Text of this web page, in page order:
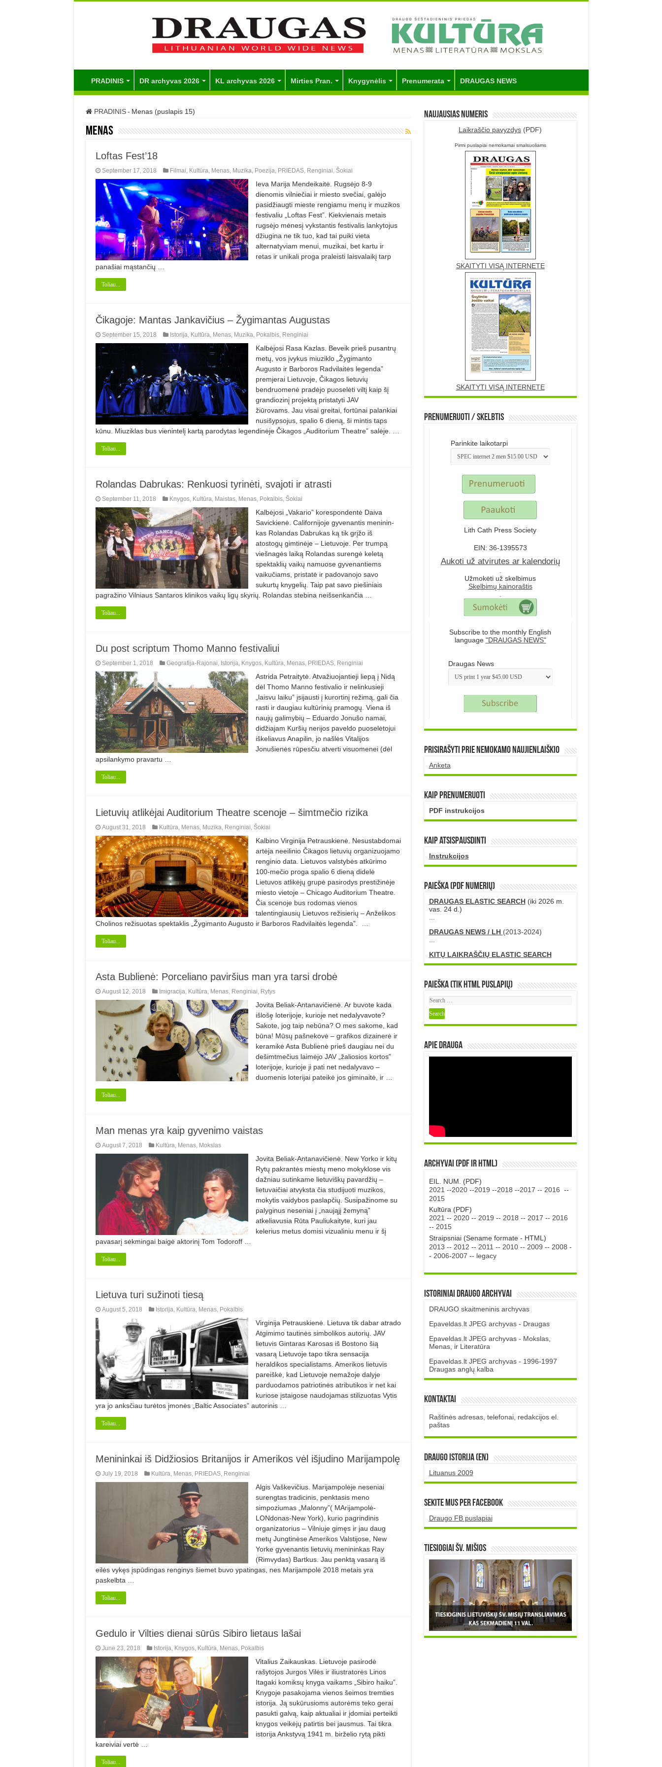
PRADINIS DR archyvas 2026 KL archyvas 2026 Mirties Pran. Knygynėlis Prenumerata DRAUGAS NEWS
PRADINIS - Menas (puslapis 15)
Menas
Loftas Fest’18
September 17, 2018 Filmai Kultūra Menas, Muzika Poezija PRIEDAS, Renginiai Šokiai
Ieva Marija Mendeikaitė. Rugsėjo 8-9
dienomis vilniečiai ir miesto svečiai, galėjo
pasidžiaugti mieste rengiamu menų ir muzikos
festivaliu „Loftas Fest”. Kiekvienais metais
rugsėjo mėnesį vykstantis festivalis lankytojus
džiugina ne tik tuo, kad tai puiki vieta
alternatyviam menui, muzikai, bet kartu ir
retas ir unikali proga praleisti laisvalaikį tarp
panašiai mąstančių …
Toliau...
Čikagoje: Mantas Jankavičius – Žygimantas Augustas
September 15, 2018 Istorija Kultūra Menas, Muzika Pokalbis, Renginiai
Kalbėjosi Rasa Kazlas. Beveik prieš pusantrų
metų, vos įvykus miuziklo „Žygimanto
Augusto ir Barboros Radvilaitės legenda”
prem­jerai Lietuvoje, Čikagos lietuvių
bendruomenė pradėjo puoselėti viltį kaip šį
grandiozinį projektą pristatyti JAV
žiūrovams. Jau visai greitai, fortūnai palankiai
nusišypsojus, spa­lio 6 dieną, ši mintis taps
kūnu. Miu­ziklas bus vienintelį kartą parodytas legendinėje Čikagos „Auditorium Theatre” salėje. …
Toliau...
Rolandas Dabrukas: Renkuosi tyrinėti, svajoti ir atrasti
September 11, 2018 Knygos, Kultūra Maistas, Menas, Pokalbis, Šokiai
Kalbėjosi „Vakario” korespondentė Daiva
Savickienė. Californijoje gyvenantis meni­nin­
kas Rolandas Dabrukas ką tik grįžo iš
atostogų gimtinėje – Lietuvoje. Per trumpą
viešnagės laiką Rolandas su­rengė keletą
spektaklių vaikų namuose gyvenantiems
vaikučiams, pristatė ir padovanojo savo
sukurtų knygelių. Taip pat savo piešiniais
pagražino Vilniaus Santaros klinikos vaikų ligų skyrių. Rolandas stebina neišsenkan­čia …
Toliau...
Du post scriptum Thomo Manno festivaliui
September 1, 2018 Geografija-Rajonai Istorija Knygos, Kultūra Menas, PRIEDAS, Renginiai
Astrida Petraitytė. Atvažiuojantieji liepą į Nidą
dėl Thomo Manno festivalio ir nelinkusieji
„laisvu laiku” įsijausti į kurortinį režimą, gali čia
rasti ir daugiau kultūrinių pramogų. Viena iš
naujų galimybių – Eduardo Jonušo namai,
didžiajam Kuršių nerijos paveldo puoselėtojui
iškeliavus Anapilin, jo našlės Vitalijos
Jonušienės rūpesčiu atverti visuomenei (dėl
apsilankymo pravartu …
Toliau...
Lietuvių atlikėjai Auditorium Theatre scenoje – šimtmečio rizika
August 31, 2018 Kultūra Menas, Muzika Renginiai Šokiai
Kalbino Virginija Petrauskienė. Nesustabdomai
artėja neeilinio Čikagos lietuvių organizuojamo
renginio data. Lietuvos valstybės atkūrimo
100-mečio proga spalio 6 dieną didelė
Lietuvos atlikėjų grupė pasirodys prestižinėje
miesto vietoje – Chicago Auditorium Theatre.
Čia scenoje bus rodomas vienos
talentingiausių Lietuvos režisierių – Anželikos
Cholinos režisuotas spektaklis „Žygimanto Augusto ir Barboros Radvilaitės legenda”. …
Toliau...
Asta Bublienė: Porceliano paviršius man yra tarsi drobė
August 12, 2018 Imigracija Kultūra Menas, Renginiai Rytys
Jovita Beliak-Antanavičienė. Ar buvote kada
išlošę loterijoje, kurioje net nedalyvavote?
Sakote, jog taip nebūna? O mes sakome, kad
būna! Mūsų pašnekovė – grafikos dizainerė ir
keramikė Asta Bublienė prieš daugiau nei du
dešimtmečius laimėjo JAV „žaliosios kortos”
loterijoje, kurioje ji pati net nedalyvavo –
duomenis loterijai pateikė jos giminaitė, ir …
Toliau...
Man menas yra kaip gyvenimo vaistas
August 7, 2018 Kultūra Menas, Mokslas
Jovita Beliak-Antanavičienė. New Yorko ir kitų
Rytų pakrantės miestų meno mokyklose vis
dažniau sutinkame lietuviškų pavardžių –
lietuvaičiai atvyksta čia studijuoti muzikos,
mokytis vaidybos paslapčių. Susipažinome su
palyginus neseniai į „naująjį žemyną”
atkeliavusia Rūta Pauliukaityte, kuri jau
kelerius metus domisi vizualiniu menu ir šį
pavasarį sėkmingai baigė aktorinį Tom Todoroff …
Toliau...
Lietuva turi sužinoti tiesą
August 5, 2018 Istorija Kultūra Menas, Pokalbis
Virginija Petrauskienė. Lietuva tik dabar atrado
Atgimimo tautinės simbolikos autorių. JAV
lietuvis Gintaras Karosas iš Bostono šią
vasarą Lietuvoje tapo tikra sensacija
heraldikos specialistams. Amerikos lietuvis
pareiškė, kad Lietuvoje nemažoje dalyje
parduodamos patriotinės atributikos ir net kai
kuriose įstaigose naudojamas stilizuotas Vytis
yra jo anksčiau turėtos įmonės „Baltic Associates” autorinis …
Toliau...
Menininkai iš Didžiosios Britanijos ir Amerikos vėl išjudino Marijampolę
July 19, 2018 Kultūra Menas, PRIEDAS, Renginiai
Algis Vaškevičius. Marijampolėje neseniai
surengtas tradicinis, penktasis meno
simpoziumas „Malonny”( MArijampolė-
LONdonas-New York), kurio pagrindinis
organizatorius – Vilniuje gimęs ir jau daug
metų Jungtinėse Amerikos Valstijose, New
Yorke gyvenantis lietuvių menininkas Ray
(Rimvydas) Bartkus. Jau penktą vasarą iš
eilės vykęs įspūdingas renginys šiemet buvo ypatingas, nes Marijampolė 2018 metais yra
paskelbta …
Toliau...
Gedulo ir Vilties dienai sūrūs Sibiro lietaus lašai
June 23, 2018 Istorija Knygos, Kultūra Menas, Pokalbis
Vitalius Zaikauskas. Lietuvoje pasirodė
rašytojos Jurgos Vilės ir iliustratorės Linos
Itagaki komiksų knyga vaikams „Sibiro haiku”.
Knygoje pasakojama vienos šeimos tremties
istorija. Ją sukūrusioms autorėms teko gerai
pasukti galvą, kaip aktualiai ir įdomiai perteikti
knygos veikėjų patirtis bei jausmus. Tai tikra
istorija Ankstyvą 1941 m. birželio rytą pikti
kareiviai vertė …
Toliau...
Naujausias numeris
Laikraščio pavyzdys (PDF)
Pirmi puslapiai nemokamai smalsuoliams
SKAITYTI VISĄ INTERNETE
SKAITYTI VISĄ INTERNETE
Prenumeruoti / Skelbtis
Parinkite laikotarpi
Lith Cath Press Society
EIN: 36-1395573
Aukoti už atvirutes ar kalendorių
.
Užmokėti už skelbimus
Skelbimų kainoraštis
.
Subscribe to the monthly English
language "DRAUGAS NEWS"
Draugas News
Prisirašyti prie nemokamo naujienlaiškio
Anketa
Kaip prenumeruoti
PDF instrukcijos
Kaip atsispausdinti
Instrukcijos
PAIEŠKA (PDF numerių)
DRAUGAS ELASTIC SEARCH(iki 2026 m.
vas. 24 d.)
...
DRAUGAS NEWS / LH (2013-2024)
...
KITŲ LAIKRAŠČIŲ ELASTIC SEARCH
Paieška (tik HTML puslapių)
Apie DRAUGA
Archyvai (PDF ir HTML)
EIL. NUM. (PDF)
2021 --2020--2019 --2018 --2017 -- 2016 --
2015
Kultūra (PDF)
2021 -- 2020-- 2019 -- 2018 -- 2017 -- 2016
-- 2015
Straipsniai (Sename formate - HTML)
2013 -- 2012 -- 2011 -- 2010-- 2009 -- 2008 -
- 2006-2007 -- legacy
Istoriniai DRAUGO Archyvai
DRAUGO skaitmeninis archyvas
Epaveldas.lt JPEG archyvas - Draugas
Epaveldas.lt JPEG archyvas - Mokslas,
Menas, ir Literatūra
Epaveldas.lt JPEG archyvas - 1996-1997
Draugas anglų kalba
Kontaktai
Raštinės adresas, telefonai, redakcijos el.
paštas
DRAUGO istorija (EN)
Lituanus 2009
Sekite mus per Facebook
Draugo FB puslapiai
TIESIOGIAI šv. MIŠIOS